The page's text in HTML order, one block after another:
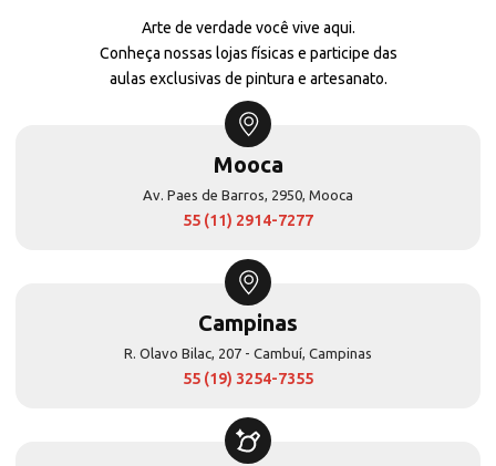
Arte de verdade você vive aqui.
Conheça nossas lojas físicas e participe das
aulas exclusivas de pintura e artesanato.
Mooca
Av. Paes de Barros, 2950, Mooca
55 (11) 2914-7277
Campinas
R. Olavo Bilac, 207 - Cambuí, Campinas
55 (19) 3254-7355